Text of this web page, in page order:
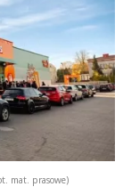
mat. prasowe)